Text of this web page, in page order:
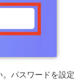
パスワードを設定